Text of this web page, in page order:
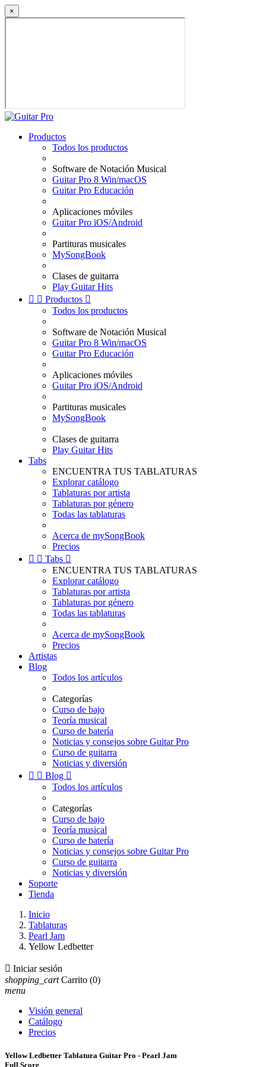
×
Productos
Todos los productos
Software de Notación Musical
Guitar Pro 8 Win/macOS
Guitar Pro Educación
Aplicaciones móviles
Guitar Pro iOS/Android
Partituras musicales
MySongBook
Clases de guitarra
Play Guitar Hits
  Productos 
Todos los productos
Software de Notación Musical
Guitar Pro 8 Win/macOS
Guitar Pro Educación
Aplicaciones móviles
Guitar Pro iOS/Android
Partituras musicales
MySongBook
Clases de guitarra
Play Guitar Hits
Tabs
ENCUENTRA TUS TABLATURAS
Explorar catálogo
Tablaturas por artista
Tablaturas por género
Todas las tablaturas
Acerca de mySongBook
Precios
  Tabs 
ENCUENTRA TUS TABLATURAS
Explorar catálogo
Tablaturas por artista
Tablaturas por género
Todas las tablaturas
Acerca de mySongBook
Precios
Artistas
Blog
Todos los artículos
Categorías
Curso de bajo
Teoría musical
Curso de batería
Noticias y consejos sobre Guitar Pro
Curso de guitarra
Noticias y diversión
  Blog 
Todos los artículos
Categorías
Curso de bajo
Teoría musical
Curso de batería
Noticias y consejos sobre Guitar Pro
Curso de guitarra
Noticias y diversión
Soporte
Tienda
Inicio
Tablaturas
Pearl Jam
Yellow Ledbetter
 Iniciar sesión
shopping_cart Carrito (0)
menu
Visión general
Catálogo
Precios
Yellow Ledbetter Tablatura Guitar Pro - Pearl Jam
Full Score